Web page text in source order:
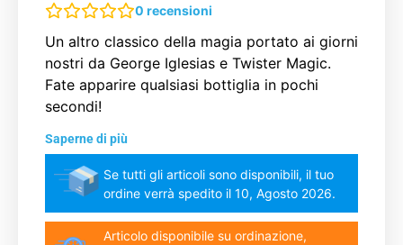
0 recensioni
Un altro classico della magia portato ai giorni
nostri da George Iglesias e Twister Magic.
Fate apparire qualsiasi bottiglia in pochi
secondi!
Saperne di più
Se tutti gli articoli sono disponibili, il tuo
ordine verrà spedito il 10, Agosto 2026.
Articolo disponibile su ordinazione,